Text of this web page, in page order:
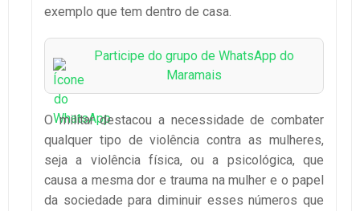
exemplo que tem dentro de casa.
Participe do grupo de WhatsApp do
Maramais
O militar destacou a necessidade de combater
qualquer tipo de violência contra as mulheres,
seja a violência física, ou a psicológica, que
causa a mesma dor e trauma na mulher e o papel
da sociedade para diminuir esses números que